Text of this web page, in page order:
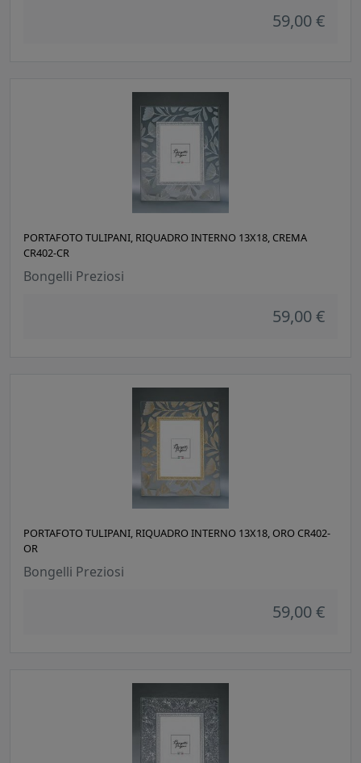
59,00 €
PORTAFOTO TULIPANI, RIQUADRO INTERNO 13X18, CREMA
CR402-CR
Bongelli Preziosi
59,00 €
PORTAFOTO TULIPANI, RIQUADRO INTERNO 13X18, ORO CR402-
OR
Bongelli Preziosi
59,00 €